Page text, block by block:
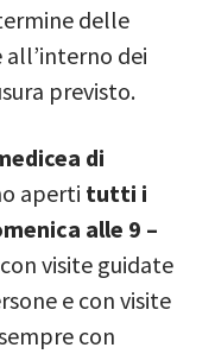
delle
dei
previsto.
di
aperti tutti i
alle 9 –
con visite guidate
e con visite
con